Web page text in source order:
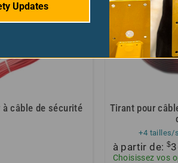
à câble de sécurité
Tirant pour
+4 tailles/
à partir de: $
Choisissez vos
Updates